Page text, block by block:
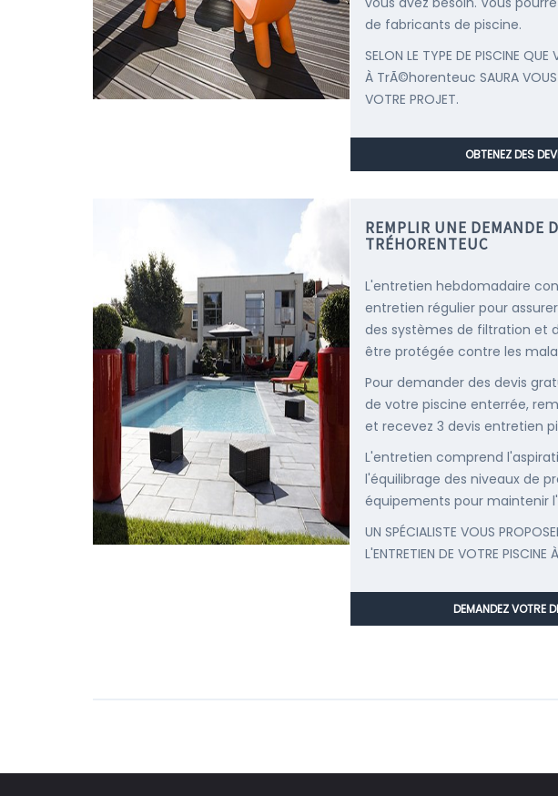
de fabricants de piscine.
SELON LE TYPE DE PISCINE QUE
À TrÃ©horenteuc SAURA VOUS
VOTRE PROJET.
OBTENEZ DES
REMPLIR UNE DEMANDE
TRÉHORENTEUC
L'entretien hebdomadaire
entretien régulier pour
des systèmes de filtration et
être protégée contre les
Pour demander des devis
de votre piscine enterrée,
et recevez 3 devis entretien
L'entretien comprend
l'équilibrage des niveaux de
équipements pour maintenir
UN SPÉCIALISTE VOUS
L'ENTRETIEN DE VOTRE
DEMANDEZ VOTRE